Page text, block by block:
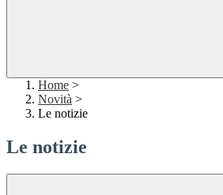
Home >
Novità >
Le notizie
Le notizie